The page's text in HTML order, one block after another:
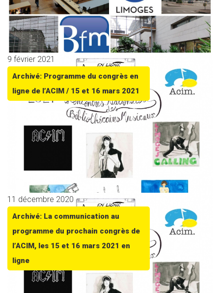
9 février 2021
Archivé: Programme du congrès en
ligne de l’ACIM / 15 et 16 mars 2021
11 décembre 2020
Archivé: La communication au
programme du prochain congrès de
l’ACIM, les 15 et 16 mars 2021 en
ligne